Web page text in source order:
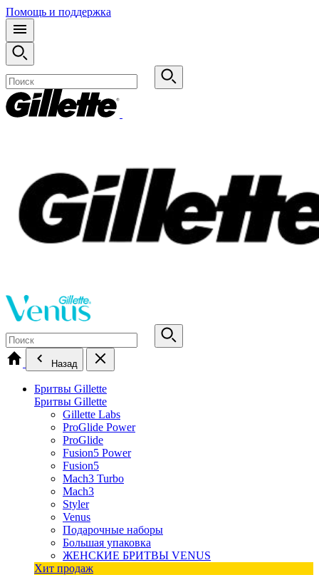
Помощь и поддержка
Назад
Бритвы Gillette
Бритвы Gillette
Gillette Labs
ProGlide Power
ProGlide
Fusion5 Power
Fusion5
Mach3 Turbo
Mach3
Styler
Venus
Подарочные наборы
Большая упаковка
ЖЕНСКИЕ БРИТВЫ VENUS
Хит продаж